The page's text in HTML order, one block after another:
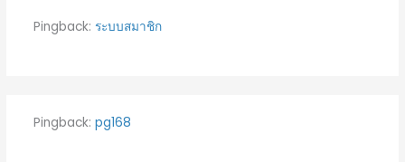
Pingback: ระบบสมาชิก
Pingback: pg168